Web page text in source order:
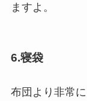
ますよ。
6.寝袋
布団より非常